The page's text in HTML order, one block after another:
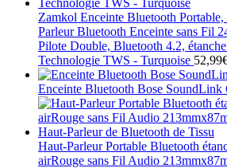
Zamkol Enceinte Bluetooth
Parleur Bluetooth Enceinte sans Fil
Pilote Double, Bluetooth 4.2,
Technologie TWS - Turquoise 52,99
Enceinte Bluetooth Bose
Haut-Parleur Portable Bluetooth
airRouge sans Fil Audio